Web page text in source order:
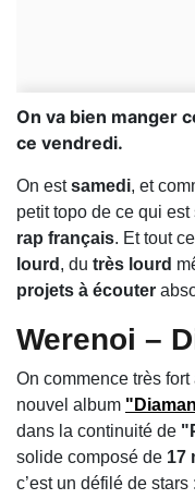
On va bien manger
ce vendredi.
On estsamedi, et
petit topo de ce qui est
rap français. Et tout
lourd , du très lourd
projets à écouter
Werenoi –
On commence très fort
nouvel album
dans la continuité de
solide composé de 17
c’est un défilé de stars :